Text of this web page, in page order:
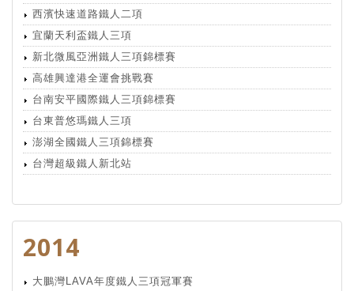
西濱快速道路鐵人二項
宜蘭天利盃鐵人三項
新北微風亞洲鐵人三項錦標賽
高雄興達港全運會挑戰賽
台南安平國際鐵人三項錦標賽
台東普悠瑪鐵人三項
澎湖全國鐵人三項錦標賽
台灣超級鐵人新北站
2014
大鵬灣LAVA年度鐵人三項冠軍賽